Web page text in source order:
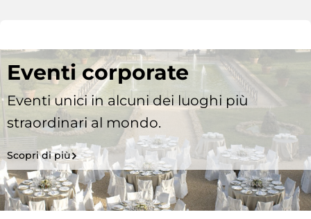
Eventi corporate
Eventi unici in alcuni dei luoghi più
straordinari al mondo.
Scopri di più